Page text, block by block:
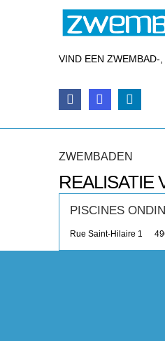
VIND EEN ZWEMBAD-
ZWEMBADEN
REALISATIE
PISCINES
Rue Saint-Hilaire 1